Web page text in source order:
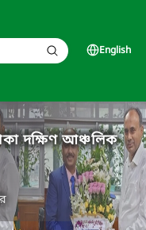
English
দক্ষিণ আঞ্চলিক